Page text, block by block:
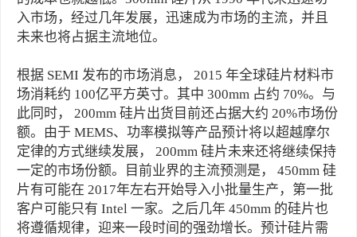
入市场，经过几年发展，迅速成为市场的主流，并且
未来也将占据主流地位。
根据 SEMI 发布的市场消息， 2015 年全球硅片材料市
场消耗约 100亿平方英寸。其中 300mm 占约 70%。与
此同时， 200mm 硅片出货目前还占据大约 20%市场份
额。由于 MEMS、功率模拟等产品预计将以超越摩尔
定律的方式继续发展， 200mm 硅片未来还将继续保持
一定的市场份额。目前业界的主流预测是， 450mm 硅
片有可能在 2017年左右开始导入小批量生产，第一批
客户可能只有 Intel 一家。之后几年 450mm 的硅片也
将遵循规律，迎来一段时间的强劲增长。预计硅片需